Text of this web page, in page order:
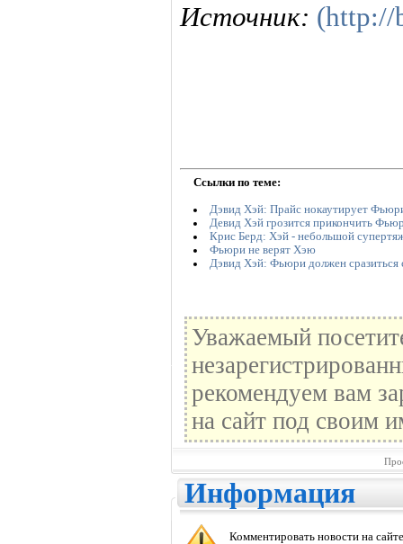
Источник: (http://
Ссылки по теме:
Дэвид Хэй: Прайс нокаутирует
Девид Хэй грозится прикончить
Крис Берд: Хэй - небольшой
Фьюри не верят Хэю
Дэвид Хэй: Фьюри должен сразиться
Уважаемый
рекомендуем вам
на сайт под своим
Информация
Комментировать новости на